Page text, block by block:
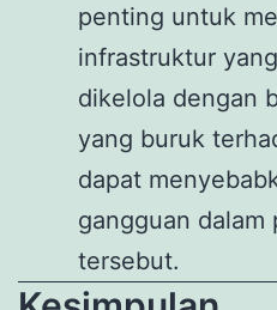
penting untuk
infrastruktur
dikelola dengan
yang buruk
dapat
gangguan dalam
tersebut.